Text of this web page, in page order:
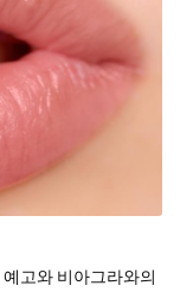
고와 비아그라와의